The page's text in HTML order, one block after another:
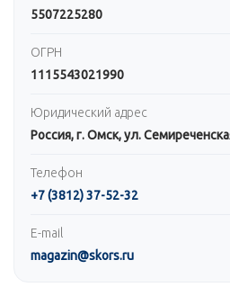
5507225280
ОГРН
1115543021990
Юридический адрес
Россия, г. Омск, ул.
Телефон
+7 (3812) 37-52-32
E-mail
magazin@skors.ru